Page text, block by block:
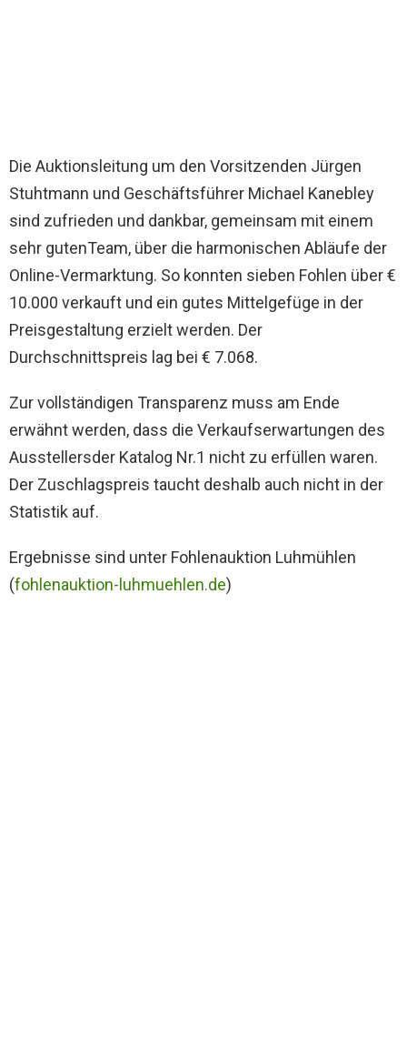
Die Auktionsleitung um den Vorsitzenden Jürgen
Stuhtmann und Geschäftsführer Michael Kanebley
sind zufrieden und dankbar, gemeinsam mit einem
sehr gutenTeam, über die harmonischen Abläufe der
Online-Vermarktung. So konnten sieben Fohlen über €
10.000 verkauft und ein gutes Mittelgefüge in der
Preisgestaltung erzielt werden. Der
Durchschnittspreis lag bei € 7.068.
Zur vollständigen Transparenz muss am Ende
erwähnt werden, dass die Verkaufserwartungen des
Ausstellersder Katalog Nr.1 nicht zu erfüllen waren.
Der Zuschlagspreis taucht deshalb auch nicht in der
Statistik auf.
Ergebnisse sind unter Fohlenauktion Luhmühlen
(fohlenauktion-luhmuehlen.de)